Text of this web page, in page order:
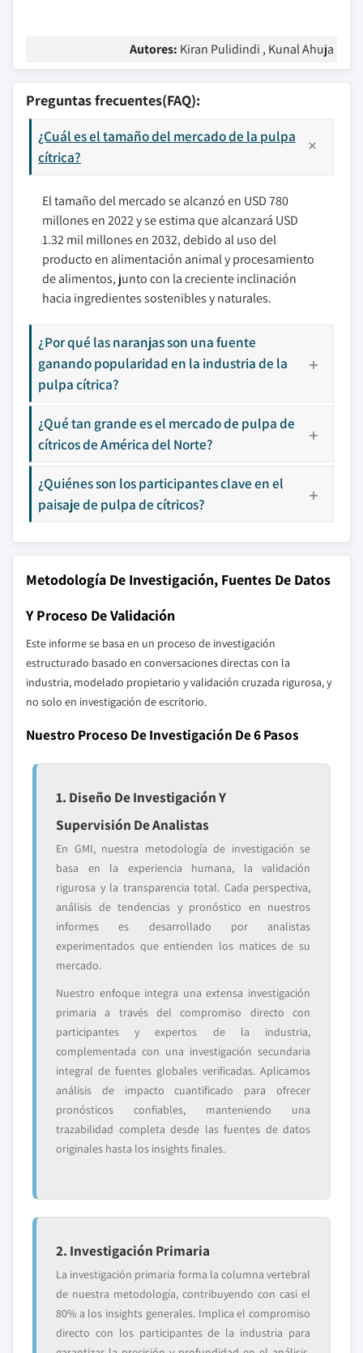
Autores: Kiran Pulidindi , Kunal Ahuja
Preguntas frecuentes(FAQ):
¿Cuál es el tamaño del mercado de la pulpa
cítrica?
El tamaño del mercado se alcanzó en USD 780
millones en 2022 y se estima que alcanzará USD
1.32 mil millones en 2032, debido al uso del
producto en alimentación animal y procesamiento
de alimentos, junto con la creciente inclinación
hacia ingredientes sostenibles y naturales.
¿Por qué las naranjas son una fuente
ganando popularidad en la industria de la
pulpa cítrica?
¿Qué tan grande es el mercado de pulpa de
cítricos de América del Norte?
¿Quiénes son los participantes clave en el
paisaje de pulpa de cítricos?
Metodología De Investigación, Fuentes De Datos
Y Proceso De Validación
Este informe se basa en un proceso de investigación
estructurado basado en conversaciones directas con la
industria, modelado propietario y validación cruzada rigurosa, y
no solo en investigación de escritorio.
Nuestro Proceso De Investigación De 6 Pasos
1. Diseño De Investigación Y
Supervisión De Analistas
En GMI, nuestra metodología de investigación se
basa en la experiencia humana, la validación
rigurosa y la transparencia total. Cada perspectiva,
análisis de tendencias y pronóstico en nuestros
informes es desarrollado por analistas
experimentados que entienden los matices de su
mercado.
Nuestro enfoque integra una extensa investigación
primaria a través del compromiso directo con
participantes y expertos de la industria,
complementada con una investigación secundaria
integral de fuentes globales verificadas. Aplicamos
análisis de impacto cuantificado para ofrecer
pronósticos confiables, manteniendo una
trazabilidad completa desde las fuentes de datos
originales hasta los insights finales.
2. Investigación Primaria
La investigación primaria forma la columna vertebral
de nuestra metodología, contribuyendo con casi el
80% a los insights generales. Implica el compromiso
directo con los participantes de la industria para